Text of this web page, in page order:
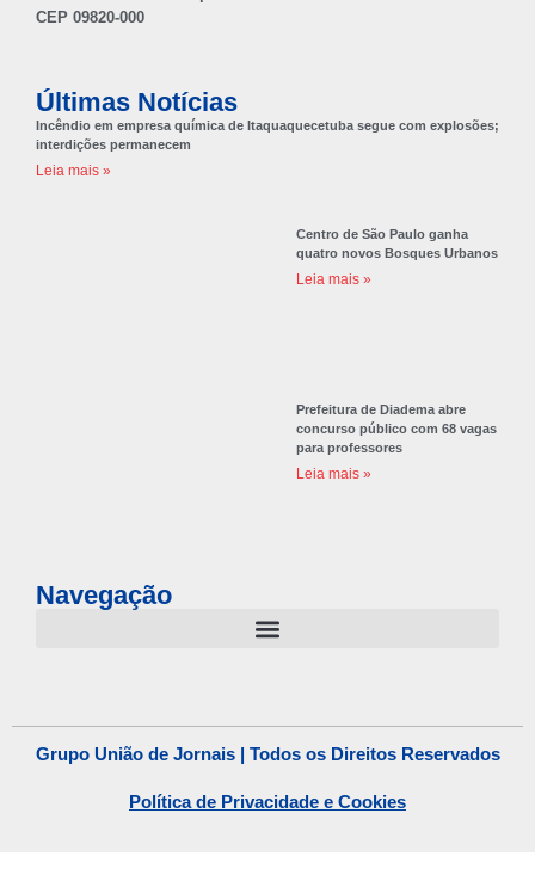
CEP 09820-000
Últimas Notícias
Incêndio em empresa química de Itaquaquecetuba segue com explosões;
interdições permanecem
Leia mais »
Centro de São Paulo ganha
quatro novos Bosques Urbanos
Leia mais »
Prefeitura de Diadema abre
concurso público com 68 vagas
para professores
Leia mais »
Navegação
Grupo União de Jornais | Todos os Direitos Reservados
Política de Privacidade e Cookies